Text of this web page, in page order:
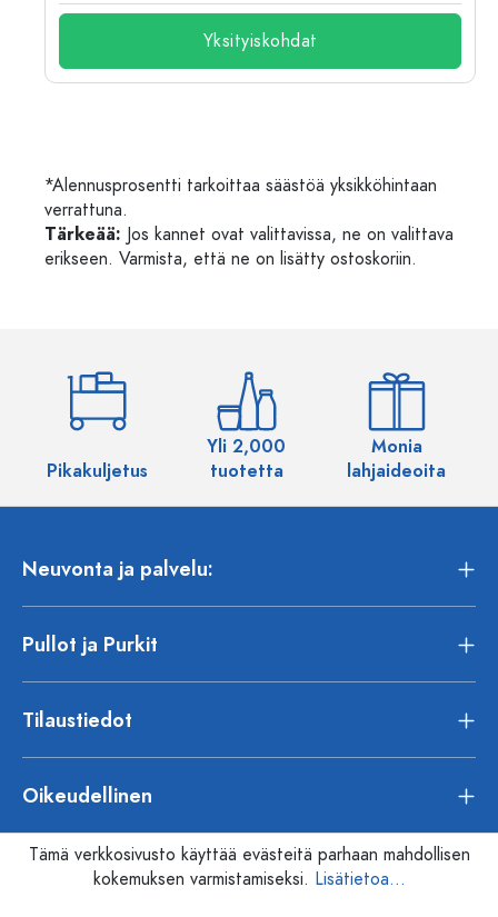
Yksityiskohdat
*Alennusprosentti tarkoittaa säästöä yksikköhintaan
verrattuna.
Tärkeää: Jos kannet ovat valittavissa, ne on valittava
erikseen. Varmista, että ne on lisätty ostoskoriin.
Pikakuljetus
Yli 2,000
tuotetta
Monia
lahjaideoita
Neuvonta ja palvelu:
Pullot ja Purkit
Tilaustiedot
Oikeudellinen
Tämä verkkosivusto käyttää evästeitä parhaan mahdollisen
kokemuksen varmistamiseksi. Lisätietoa...